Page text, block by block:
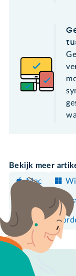
Bekijk meer
Mac
Android-